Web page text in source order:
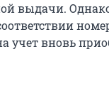
выдачи.
учет вновь